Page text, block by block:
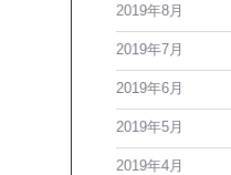
2019年8月
2019年7月
2019年6月
2019年5月
2019年4月